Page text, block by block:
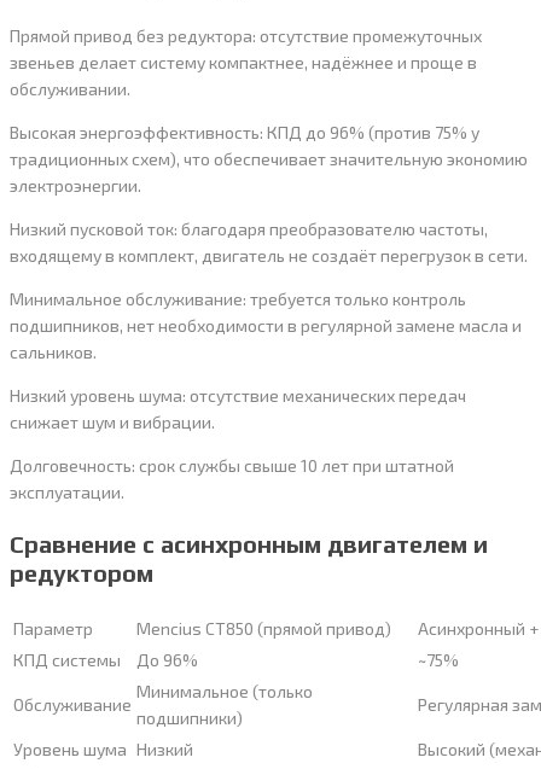
Прямой привод без редуктора: отсутствие промежуточных
звеньев делает систему компактнее, надёжнее и проще в
обслуживании.
Высокая энергоэффективность: КПД до 96% (против 75% у
традиционных схем), что обеспечивает значительную экономию
электроэнергии.
Низкий пусковой ток: благодаря преобразователю частоты,
входящему в комплект, двигатель не создаёт перегрузок в сети.
Минимальное обслуживание: требуется только контроль
подшипников, нет необходимости в регулярной замене масла и
сальников.
Низкий уровень шума: отсутствие механических передач
снижает шум и вибрации.
Долговечность: срок службы свыше 10 лет при штатной
эксплуатации.
Сравнение с асинхронным двигателем и
редуктором
Параметр Mencius CT850 (прямой привод)
Асинхронный
КПД системы
До 96% ~75%
Обслуживание
Минимальное (только
подшипники)
Регулярная
Уровень шума Низкий
Высокий